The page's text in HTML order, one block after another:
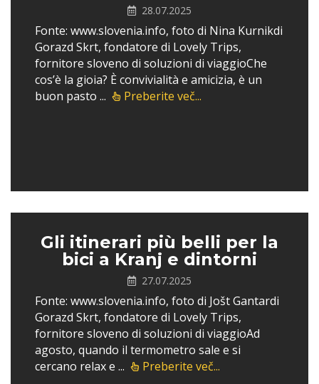
28.07.2025
Fonte: www.slovenia.info, foto di Nina Kurnikdi
Gorazd Skrt, fondatore di Lovely Trips,
fornitore sloveno di soluzioni di viaggioChe
cos’è la gioia? È convivialità e amicizia, è un
buon pasto ...
Preberite več...
Gli itinerari più belli per la
bici a Kranj e dintorni
27.07.2025
Fonte: www.slovenia.info, foto di Jošt Gantardi
Gorazd Skrt, fondatore di Lovely Trips,
fornitore sloveno di soluzioni di viaggioAd
agosto, quando il termometro sale e si
cercano relax e ...
Preberite več...